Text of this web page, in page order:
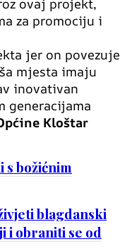
ovaj projekt,
za promociju i
jer on povezuje
mjesta imaju
inovativan
generacijama
Kloštar
s božićnim
blagdanski
i obraniti se od